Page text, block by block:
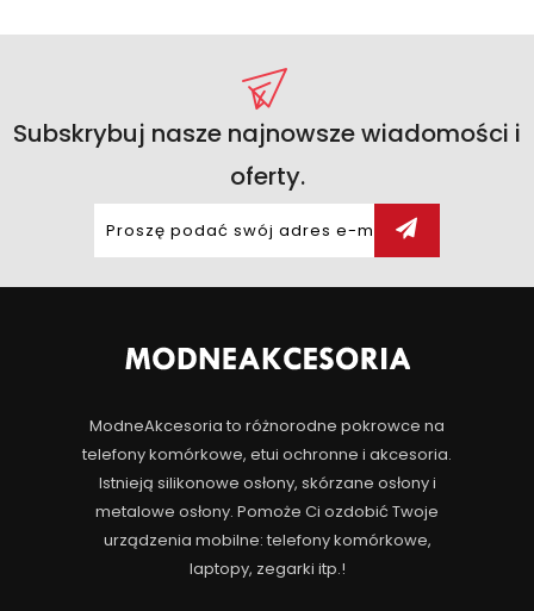
Subskrybuj nasze najnowsze wiadomości i
oferty.
ModneAkcesoria to różnorodne pokrowce na
telefony komórkowe, etui ochronne i akcesoria.
Istnieją silikonowe osłony, skórzane osłony i
metalowe osłony. Pomoże Ci ozdobić Twoje
urządzenia mobilne: telefony komórkowe,
laptopy, zegarki itp.!